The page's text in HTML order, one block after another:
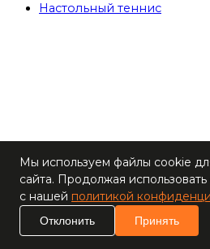
Настольный теннис
Ракетки
ракеток
ракеток
Мы используем файлы cookie
сайта. Продолжая
с нашей политикой
Отклонить Принять